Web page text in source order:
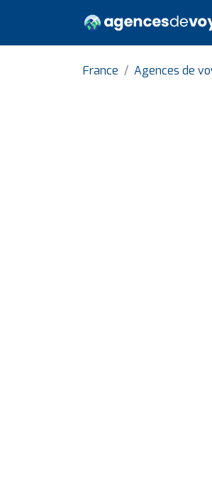
France Agences de